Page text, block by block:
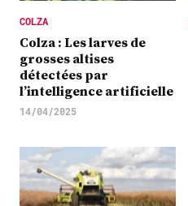
COLZA
Colza : Les larves de
grosses altises
détectées par
l’intelligence artificielle
14/04/2025